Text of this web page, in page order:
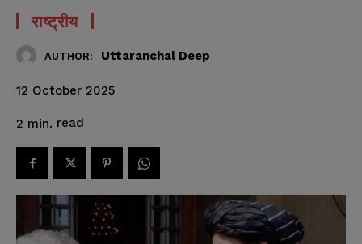
राष्ट्रीय
AUTHOR: Uttaranchal Deep
12 October 2025
2 min. read